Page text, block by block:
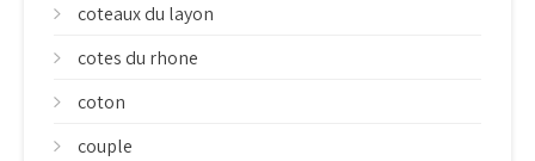
coteaux du layon
cotes du rhone
coton
couple